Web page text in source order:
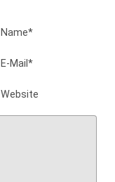
Name*
E-Mail*
Website